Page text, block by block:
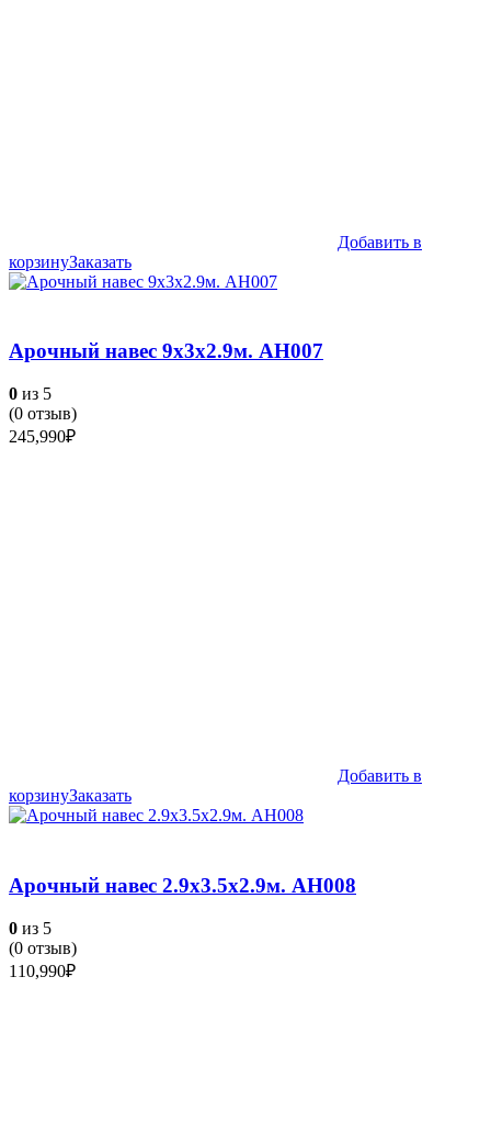
Добавить в
корзинуЗаказать
Арочный навес 9х3х2.9м. АН007
0 из 5
(0 отзыв)
245,990₽
Добавить в
корзинуЗаказать
Арочный навес 2.9х3.5х2.9м. АН008
0 из 5
(0 отзыв)
110,990₽